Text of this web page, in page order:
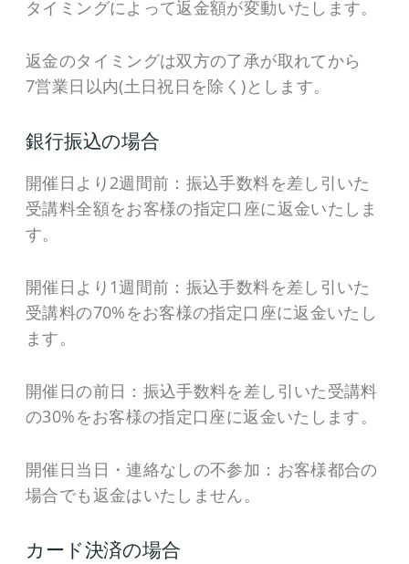
タイミングによって返金額が変動いたします。
返金のタイミングは双方の了承が取れてから
7営業日以内(土日祝日を除く)とします。
銀行振込の場合
開催日より2週間前：振込手数料を差し引いた
受講料全額をお客様の指定口座に返金いたしま
す。
開催日より1週間前：振込手数料を差し引いた
受講料の70%をお客様の指定口座に返金いたし
ます。
開催日の前日：振込手数料を差し引いた受講料
の30%をお客様の指定口座に返金いたします。
開催日当日・連絡なしの不参加：お客様都合の
場合でも返金はいたしません。
カード決済の場合